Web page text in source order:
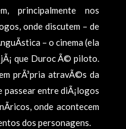
principalmente nos
onde discutem – de
– o cinema (ela
que Duroc Ã© piloto.
prÃ³pria atravÃ©s da
passear entre diÃ¡logos
onde acontecem
dos personagens.